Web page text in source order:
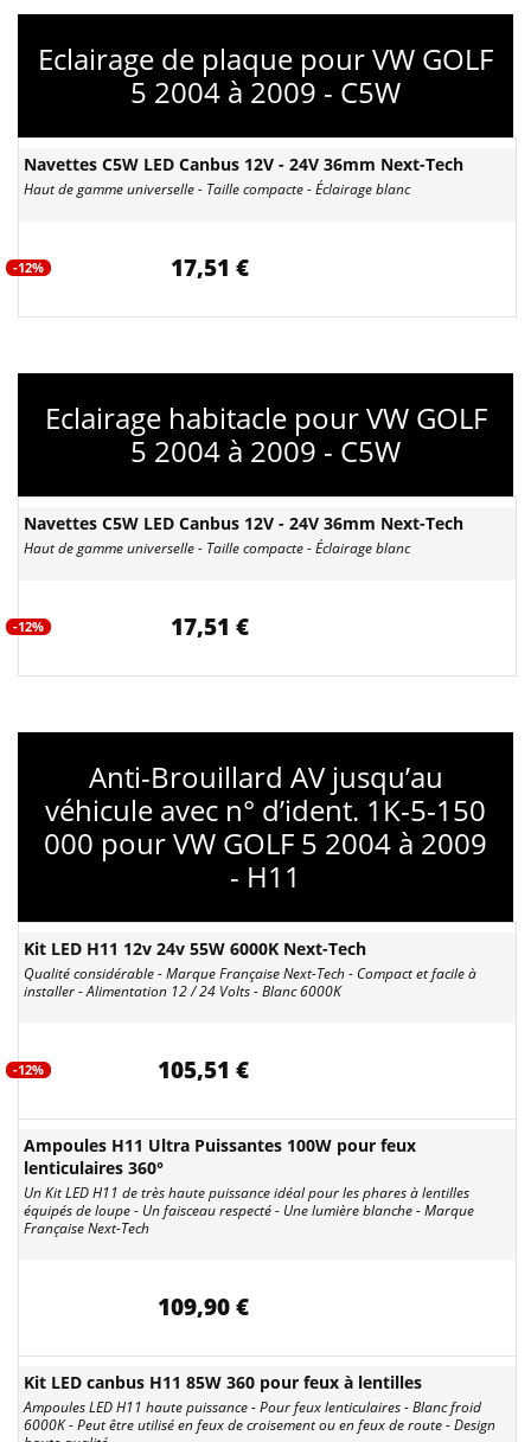
Eclairage de plaque pour VW GOLF
5 2004 à 2009 - C5W
Navettes C5W LED Canbus 12V - 24V 36mm Next-Tech
Haut de gamme universelle - Taille compacte - Éclairage blanc
-12% 17,51 €
Eclairage habitacle pour VW GOLF
5 2004 à 2009 - C5W
Navettes C5W LED Canbus 12V - 24V 36mm Next-Tech
Haut de gamme universelle - Taille compacte - Éclairage blanc
-12% 17,51 €
Anti-Brouillard AV jusqu’au
véhicule avec n° d’ident. 1K-5-150
000 pour VW GOLF 5 2004 à 2009
- H11
Kit LED H11 12v 24v 55W 6000K Next-Tech
Qualité considérable - Marque Française Next-Tech - Compact et facile à
installer - Alimentation 12 / 24 Volts - Blanc 6000K
-12% 105,51 €
Ampoules H11 Ultra Puissantes 100W pour feux
lenticulaires 360°
Un Kit LED H11 de très haute puissance idéal pour les phares à lentilles
équipés de loupe - Un faisceau respecté - Une lumière blanche - Marque
Française Next-Tech
109,90 €
Kit LED canbus H11 85W 360 pour feux à lentilles
Ampoules LED H11 haute puissance - Pour feux lenticulaires - Blanc froid
6000K - Peut être utilisé en feux de croisement ou en feux de route - Design